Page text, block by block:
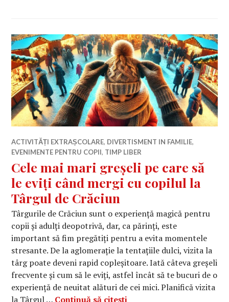
ACTIVITĂȚI EXTRAȘCOLARE, DIVERTISMENT IN FAMILIE,
EVENIMENTE PENTRU COPII, TIMP LIBER
Cele mai mari greșeli pe care să
le eviți când mergi cu copilul la
Târgul de Crăciun
Târgurile de Crăciun sunt o experiență magică pentru
copii și adulți deopotrivă, dar, ca părinți, este
important să fim pregătiți pentru a evita momentele
stresante. De la aglomerație la tentațiile dulci, vizita la
târg poate deveni rapid copleșitoare. Iată câteva greșeli
frecvente și cum să le eviți, astfel încât să te bucuri de o
experiență de neuitat alături de cei mici. Planifică vizita
la Târgul … Continuă să citești